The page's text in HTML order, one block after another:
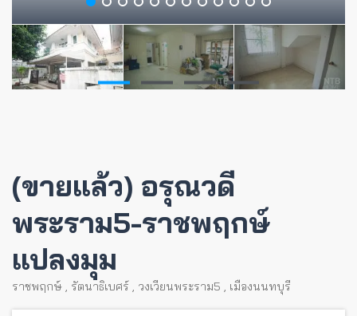
(ขายแล้ว) อรุณวดี
พระราม5-ราชพฤกษ์
แปลงมุม
ราชพฤกษ์ , รัตนาธิเบศร์ , วงเวียนพระราม5 , เมืองนนทบุรี